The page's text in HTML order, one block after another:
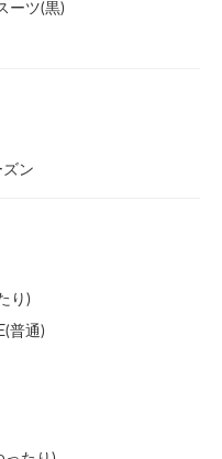
ーツ(黒)
ズン
り)
普通)